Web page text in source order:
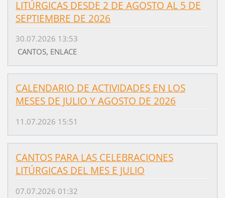
LITÚRGICAS DESDE 2 DE AGOSTO AL 5 DE
SEPTIEMBRE DE 2026
30.07.2026 13:53
CANTOS, ENLACE
CALENDARIO DE ACTIVIDADES EN LOS
MESES DE JULIO Y AGOSTO DE 2026
11.07.2026 15:51
CANTOS PARA LAS CELEBRACIONES
LITÚRGICAS DEL MES E JULIO
07.07.2026 01:32